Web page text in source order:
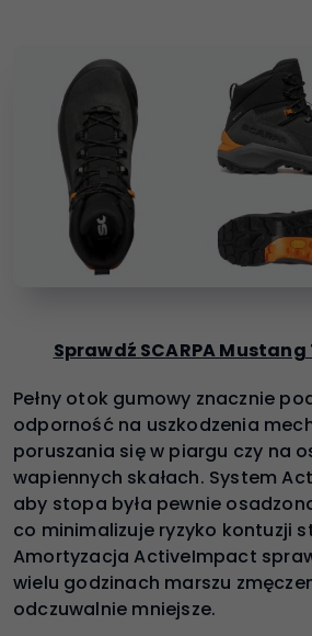
Sprawdź SCARPA
Pełny otok gumowy znacznie
odporność na uszkodzenia
poruszania się w piargu czy na
wapiennych skałach. System
aby stopa była pewnie
co minimalizuje ryzyko kontuzji
Amortyzacja ActiveImpact
wielu godzinach marszu
odczuwalnie mniejsze.